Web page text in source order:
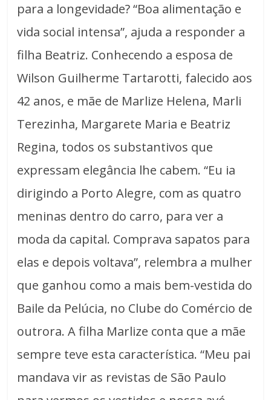
para a longevidade? “Boa alimentação e
vida social intensa”, ajuda a responder a
filha Beatriz. Conhecendo a esposa de
Wilson Guilherme Tartarotti, falecido aos
42 anos, e mãe de Marlize Helena, Marli
Terezinha, Margarete Maria e Beatriz
Regina, todos os substantivos que
expressam elegância lhe cabem. “Eu ia
dirigindo a Porto Alegre, com as quatro
meninas dentro do carro, para ver a
moda da capital. Comprava sapatos para
elas e depois voltava”, relembra a mulher
que ganhou como a mais bem-vestida do
Baile da Pelúcia, no Clube do Comércio de
outrora. A filha Marlize conta que a mãe
sempre teve esta característica. “Meu pai
mandava vir as revistas de São Paulo